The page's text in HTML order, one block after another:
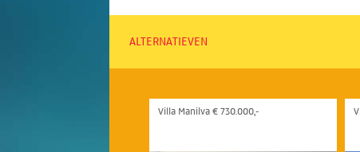
ALTERNATIEVEN
Villa Manilva € 730.000,-